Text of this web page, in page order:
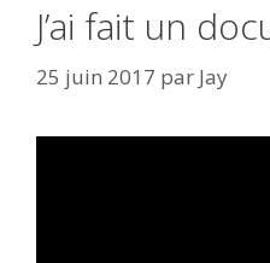
J’ai fait un
25 juin 2017 par Jay